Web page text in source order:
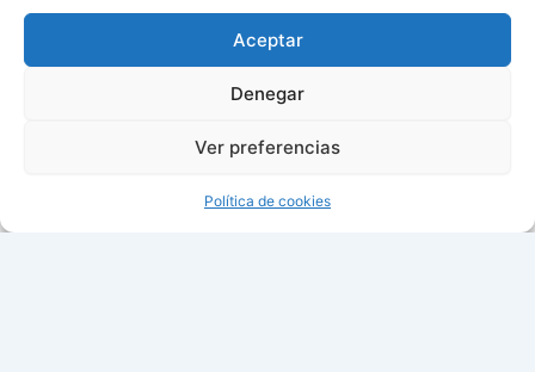
Aceptar
Denegar
Ver preferencias
Política de cookies
Contacto